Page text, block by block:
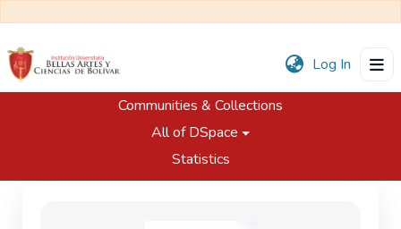
Log In
Communities & Collections
All of DSpace
Statistics
Trabajos de Grado
Programa de Música
Propuesta de interpretación a dúo guitarra y voz con base en la adaptación de los bullerengues Ron Café y Llorando de Etelvina Maldonado